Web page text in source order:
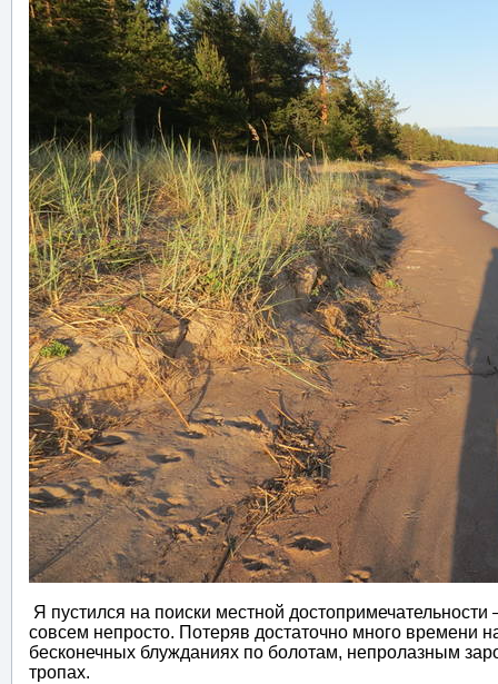
Я пустился на поиски местной
совсем непросто. Потеряв достаточно много времени
бесконечных блужданиях по болотам, непролазным
тропах.